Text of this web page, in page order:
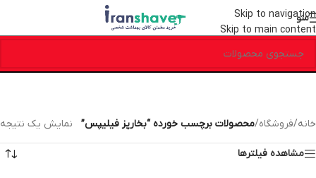
Skip to navigation
Skip to main content
منو
خانه/فروشگاه/محصولات برچسب خورده “بخارپز فیلیپس” نمایش یک نتیجه
مشاهده فیلترها